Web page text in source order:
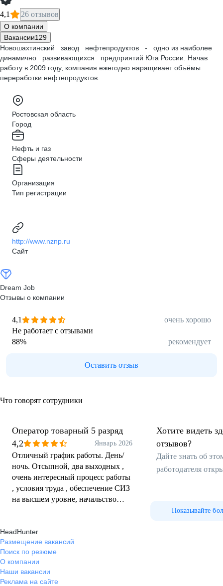
4,1 26 отзывов
О компании
Вакансии129
Новошахтинский завод нефтепродуктов - одно из наиболее
динамично развивающихся предприятий Юга России. Начав
работу в 2009 году, компания ежегодно наращивает объёмы
переработки нефтепродуктов.
Ростовская область
Город
Нефть и газ
Сферы деятельности
Организация
Тип регистрации
http://www.nznp.ru
Сайт
Dream Job
Отзывы о компании
4,1
очень хорошо
Не работает с отзывами
88% рекомендует
Оставить отзыв
Что говорят сотрудники
Оператор товарный 5 разряд
4,2
Январь 2026
Отличный график работы. День/
ночь. Отсыпной, два выходных ,
очень интересный процесс работы
, условия труда , обеспечение СИЗ
на высшем уровне, начальство
Хотите видеть
отзывов?
Дайте знать об
работодателя
Показывайте
HeadHunter
Размещение вакансий
Поиск по резюме
О компании
Наши вакансии
Реклама на сайте